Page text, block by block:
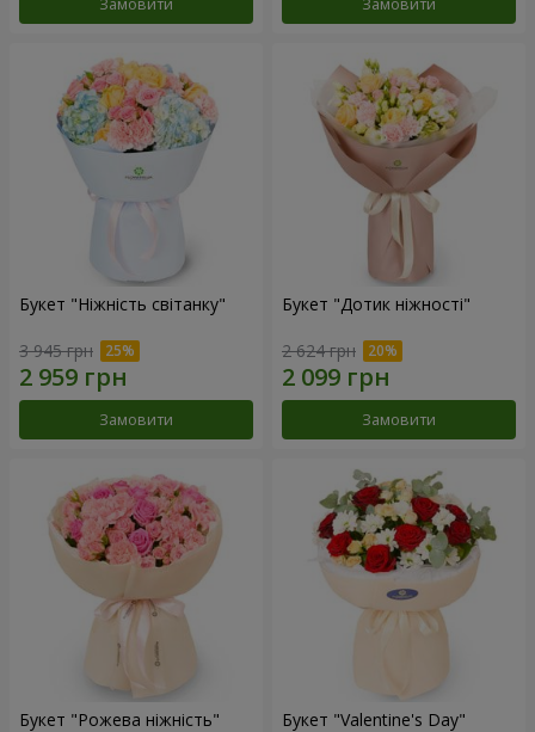
Замовити Замовити
Букет "Ніжність світанку"
3 945 грн
Замовити
Букет "Дотик ніжності"
2 624 грн
Замовити
Букет "Рожева ніжність" Букет "Valentine's Day"